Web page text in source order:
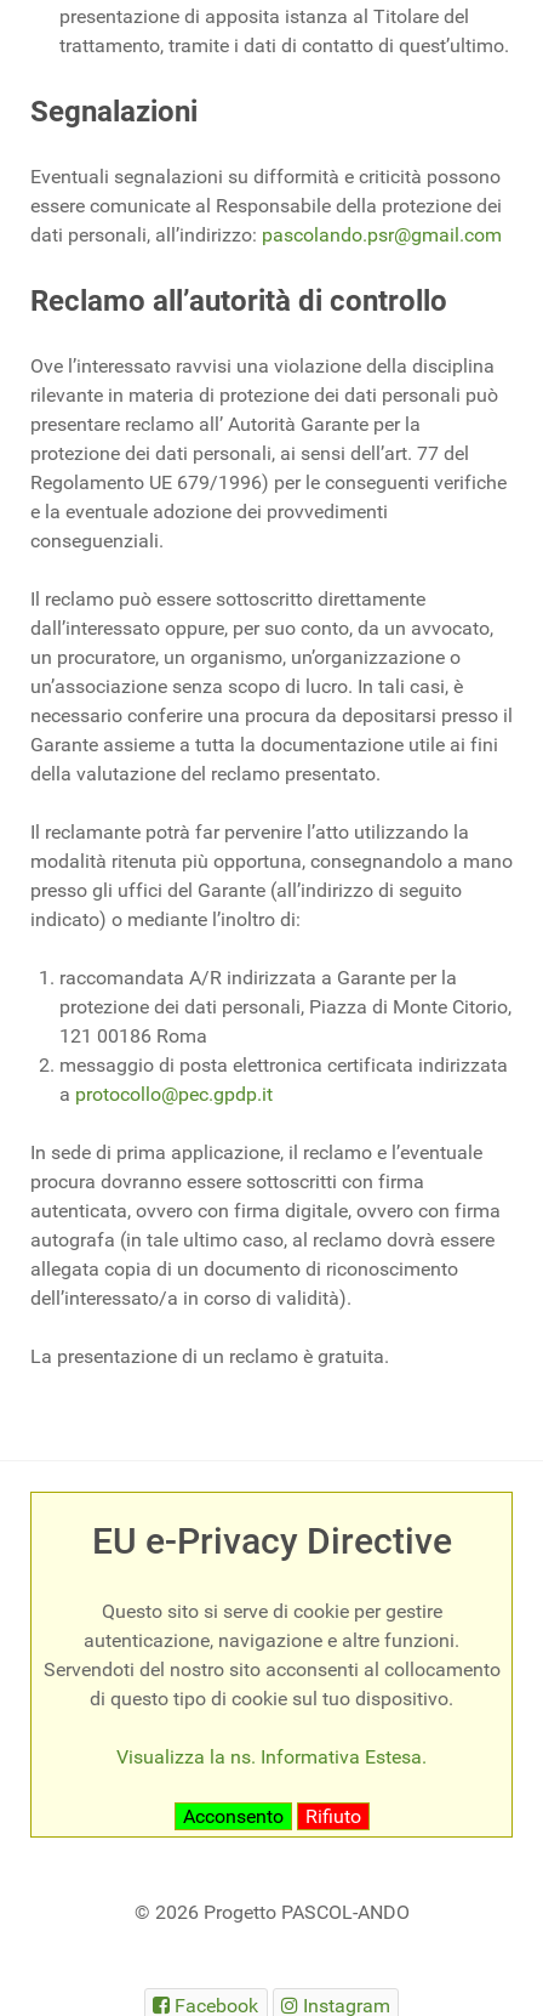
presentazione di apposita istanza al Titolare del
trattamento, tramite i dati di contatto di quest’ultimo.
Segnalazioni
Eventuali segnalazioni su difformità e criticità possono
essere comunicate al Responsabile della protezione dei
dati personali, all’indirizzo: pascolando.psr@gmail.com
Reclamo all’autorità di controllo
Ove l’interessato ravvisi una violazione della disciplina
rilevante in materia di protezione dei dati personali può
presentare reclamo all’ Autorità Garante per la
protezione dei dati personali, ai sensi dell’art. 77 del
Regolamento UE 679/1996) per le conseguenti verifiche
e la eventuale adozione dei provvedimenti
conseguenziali.
Il reclamo può essere sottoscritto direttamente
dall’interessato oppure, per suo conto, da un avvocato,
un procuratore, un organismo, un’organizzazione o
un’associazione senza scopo di lucro. In tali casi, è
necessario conferire una procura da depositarsi presso il
Garante assieme a tutta la documentazione utile ai fini
della valutazione del reclamo presentato.
Il reclamante potrà far pervenire l’atto utilizzando la
modalità ritenuta più opportuna, consegnandolo a mano
presso gli uffici del Garante (all’indirizzo di seguito
indicato) o mediante l’inoltro di:
raccomandata A/R indirizzata a Garante per la
protezione dei dati personali, Piazza di Monte Citorio,
121 00186 Roma
messaggio di posta elettronica certificata indirizzata
a protocollo@pec.gpdp.it
In sede di prima applicazione, il reclamo e l’eventuale
procura dovranno essere sottoscritti con firma
autenticata, ovvero con firma digitale, ovvero con firma
autografa (in tale ultimo caso, al reclamo dovrà essere
allegata copia di un documento di riconoscimento
dell’interessato/a in corso di validità).
La presentazione di un reclamo è gratuita.
EU e-Privacy Directive
Questo sito si serve di cookie per gestire
autenticazione, navigazione e altre funzioni.
Servendoti del nostro sito acconsenti al collocamento
di questo tipo di cookie sul tuo dispositivo.
Visualizza la ns. Informativa Estesa.
Acconsento Rifiuto
© 2026 Progetto PASCOL-ANDO
Facebook Instagram